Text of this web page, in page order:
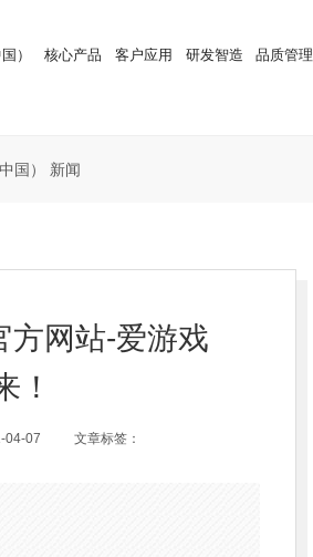
） 核心产品 客户应用 研发智造 品质管理
国） 新闻
方网站-爱游戏
！
04-07 文章标签：